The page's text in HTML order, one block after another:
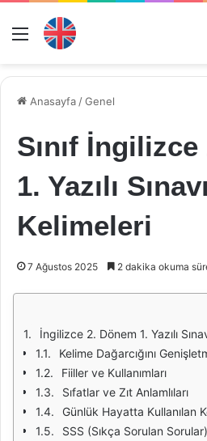
Menü
Anasayfa /Genel
Sınıf
1. Yazılı
Kelimeleri
7 Ağustos 2025 2 dakika okuma
İngilizce 2. Dönem 1. Yazılı
Kelime Dağarcığını
Fiiller ve Kullanımları
Sıfatlar ve Zıt Anlamlıları
Günlük Hayatta Kullanılan
SSS (Sıkça Sorulan Sorular)